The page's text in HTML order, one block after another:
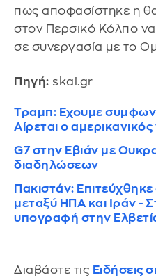
πως αποφασίστηκε η
στον Περσικό Κόλπο να
σε συνεργασία με το
Πηγή: skai.gr
Τραμπ: Εχουμε
Αίρεται ο
G7 στην Εβιάν με
διαδηλώσεων
Πακιστάν:
μεταξύ ΗΠΑ και Ιράν -
υπογραφή στην
Διαβάστε τις Ειδήσεις